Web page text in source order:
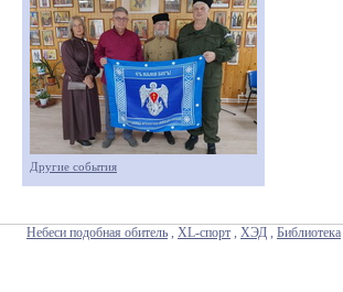
Другие события
Небеси подобная обитель , XL-спорт , ХЭД , Библиотека